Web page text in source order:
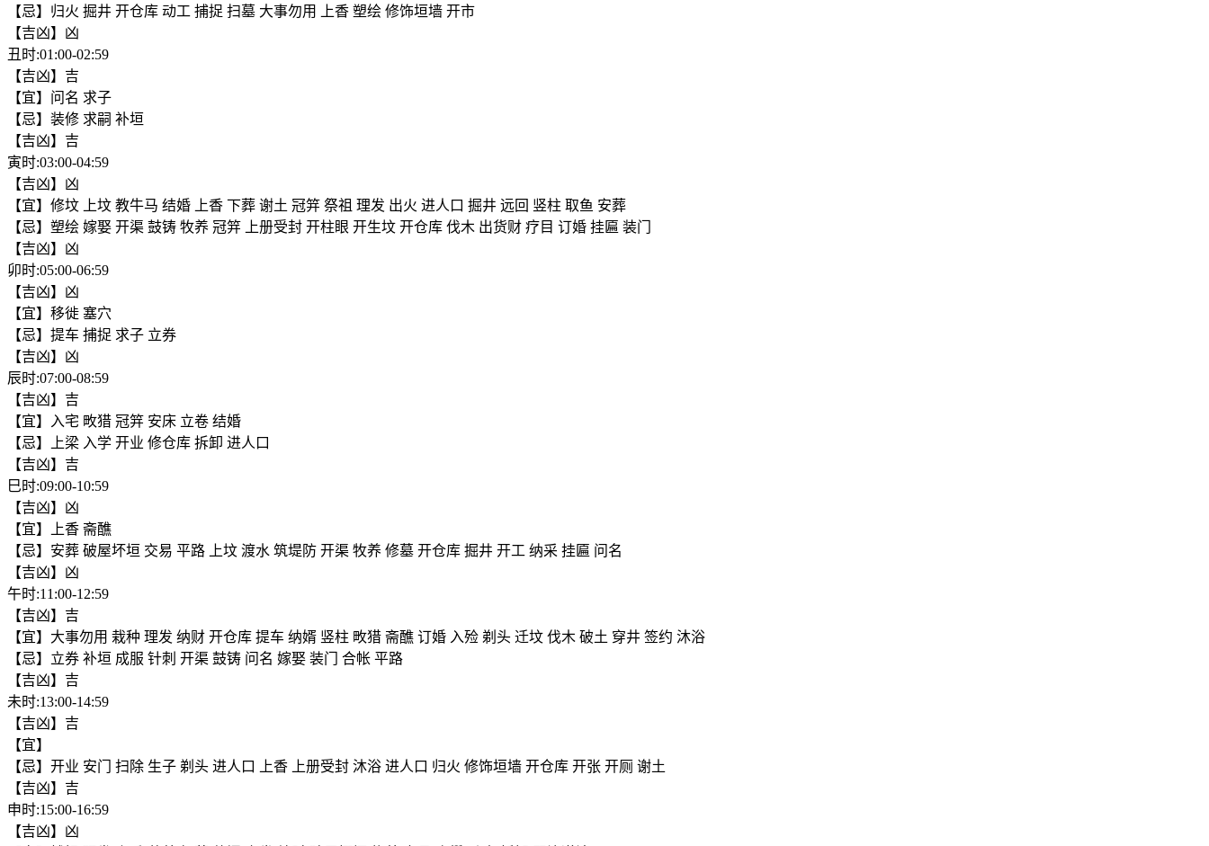
【忌】归火 掘井 开仓库 动工 捕捉 扫墓 大事勿用 上香 塑绘 修饰垣墙 开市
【吉凶】凶
丑时:01:00-02:59
【吉凶】吉
【宜】问名 求子
【忌】装修 求嗣 补垣
【吉凶】吉
寅时:03:00-04:59
【吉凶】凶
【宜】修坟 上坟 教牛马 结婚 上香 下葬 谢土 冠笄 祭祖 理发 出火 进人口 掘井 远回 竖柱 取鱼 安葬
【忌】塑绘 嫁娶 开渠 鼓铸 牧养 冠笄 上册受封 开柱眼 开生坟 开仓库 伐木 出货财 疗目 订婚 挂匾 装门
【吉凶】凶
卯时:05:00-06:59
【吉凶】凶
【宜】移徙 塞穴
【忌】提车 捕捉 求子 立券
【吉凶】凶
辰时:07:00-08:59
【吉凶】吉
【宜】入宅 畋猎 冠笄 安床 立卷 结婚
【忌】上梁 入学 开业 修仓库 拆卸 进人口
【吉凶】吉
巳时:09:00-10:59
【吉凶】凶
【宜】上香 斋醮
【忌】安葬 破屋坏垣 交易 平路 上坟 渡水 筑堤防 开渠 牧养 修墓 开仓库 掘井 开工 纳采 挂匾 问名
【吉凶】凶
午时:11:00-12:59
【吉凶】吉
【宜】大事勿用 栽种 理发 纳财 开仓库 提车 纳婿 竖柱 畋猎 斋醮 订婚 入殓 剃头 迁坟 伐木 破土 穿井 签约 沐浴
【忌】立券 补垣 成服 针刺 开渠 鼓铸 问名 嫁娶 装门 合帐 平路
【吉凶】吉
未时:13:00-14:59
【吉凶】吉
【宜】
【忌】开业 安门 扫除 生子 剃头 进人口 上香 上册受封 沐浴 进人口 归火 修饰垣墙 开仓库 开张 开厕 谢土
【吉凶】吉
申时:15:00-16:59
【吉凶】凶